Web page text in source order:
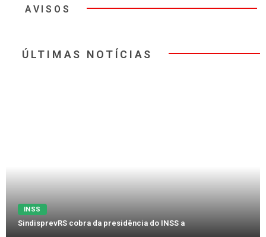
AVISOS
ÚLTIMAS NOTÍCIAS
INSS
SindisprevRS cobra da presidência do INSS a